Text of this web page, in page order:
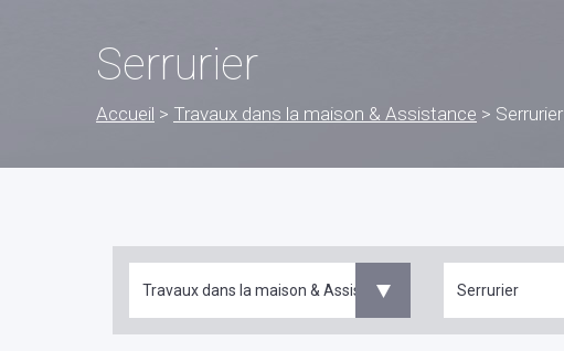
Serrurier
Accueil > Travaux dans la maison & Assistance > Serrurier
Travaux dans la maison & Assistance Serrurier